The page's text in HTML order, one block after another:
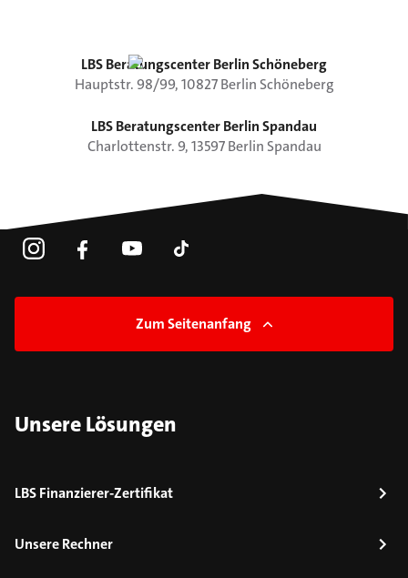
LBS Beratungscenter Berlin Schöneberg
Hauptstr.98/99,10827 Berlin Schöneberg
LBS Beratungscenter Berlin Spandau
Charlottenstr.9,13597 Berlin Spandau
Zum Seitenanfang
Unsere Lösungen
LBS Finanzierer-Zertifikat
Unsere Rechner